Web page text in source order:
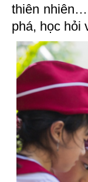
thiên nhiên…
phá, học hỏi